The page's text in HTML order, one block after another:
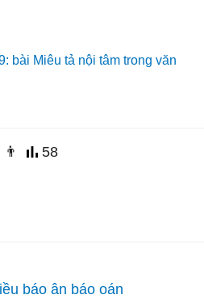
bài Miêu tả nội tâm trong văn
👨 58
báo ân báo oán